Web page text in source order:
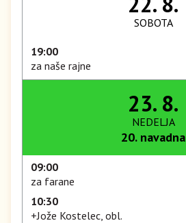
SOBOTA
19:00
za naše rajne
23. 8.
NEDELJA
20. navadna
09:00
za farane
10:30
+Jože Kostelec, obl.